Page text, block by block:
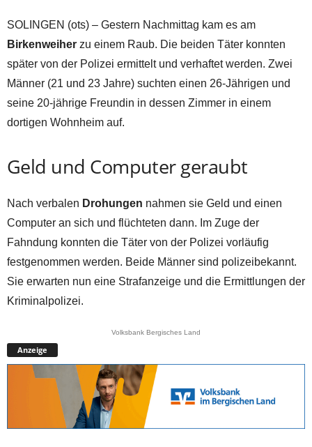
SOLINGEN (ots) – Gestern Nachmittag kam es am
Birkenweiher zu einem Raub. Die beiden Täter konnten
später von der Polizei ermittelt und verhaftet werden. Zwei
Männer (21 und 23 Jahre) suchten einen 26-Jährigen und
seine 20-jährige Freundin in dessen Zimmer in einem
dortigen Wohnheim auf.
Geld und Computer geraubt
Nach verbalen Drohungen nahmen sie Geld und einen
Computer an sich und flüchteten dann. Im Zuge der
Fahndung konnten die Täter von der Polizei vorläufig
festgenommen werden. Beide Männer sind polizeibekannt.
Sie erwarten nun eine Strafanzeige und die Ermittlungen der
Kriminalpolizei.
Volksbank Bergisches Land
Anzeige